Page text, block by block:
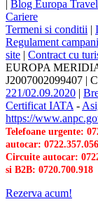
| Blog Europa Travel
Cariere
Termeni si conditii |
Regulament
site | Contract cu
EUROPA
J2007002099407 |
221/02.09.2020 |
Certificat IATA -
https://
Telefoane urgente:
autocar:
Circuite autocar:
si B2B: 0720.700.918
Rezerva acum!